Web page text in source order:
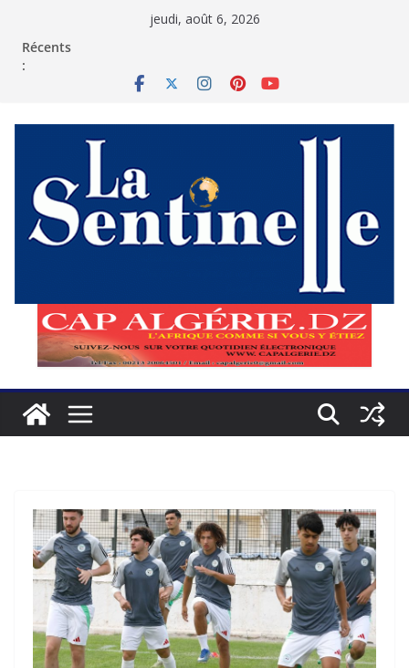
jeudi, août 6, 2026
Récents
: